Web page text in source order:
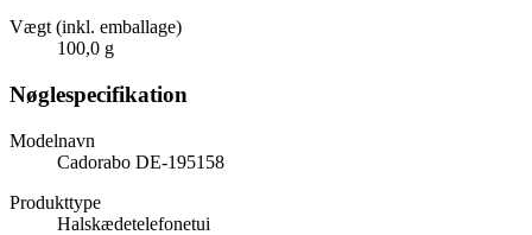
Vægt (inkl. emballage)
100,0 g
Nøglespecifikation
Modelnavn
Cadorabo DE-195158
Produkttype
Halskædetelefonetui